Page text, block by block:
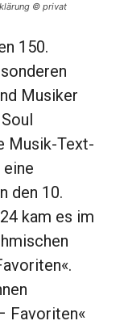
© privat
150.
Musiker
Musik-Text-
den 10.
kam es im
Favoriten«